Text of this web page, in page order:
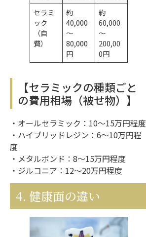
セラミ
ック
（自
費）
約
40,000
〜
80,000
円
約
60,000
〜
200,00
0円
【セラミックの種類ごと
の費用相場（被せ物）】
・オールセラミック：10〜15万円程度
・ハイブリッドレジン：6〜10万円程
度
・メタルボンド：8〜15万円程度
・ジルコニア：12〜20万円程度
4. 健康面の違い